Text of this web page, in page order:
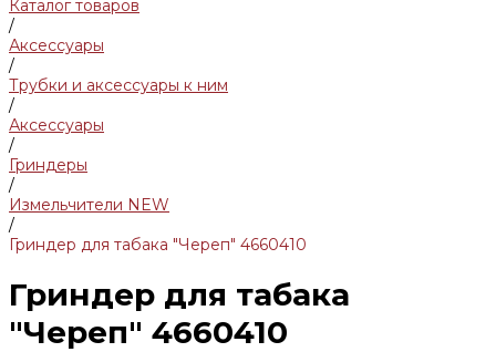
Каталог товаров
/
Аксессуары
/
Трубки и аксессуары к ним
/
Аксессуары
/
Гриндеры
/
Измельчители NEW
/
Гриндер для табака "Череп" 4660410
Гриндер для табака
"Череп" 4660410